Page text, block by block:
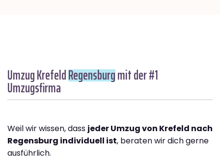
Umzug KrefeldRegensburgmit der #1
Umzugsfirma
Weil wir wissen, dass jeder Umzug von Krefeld nach
Regensburg individuell ist, beraten wir dich gerne
ausführlich.